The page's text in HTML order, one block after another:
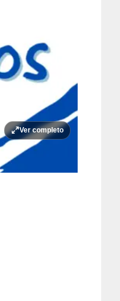
Ver completo